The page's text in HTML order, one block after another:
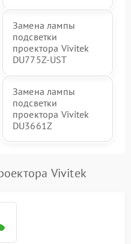
Замена лампы
подсветки
проектора Vivitek
DU775Z-UST
Замена лампы
подсветки
проектора Vivitek
DU3661Z
Vivitek